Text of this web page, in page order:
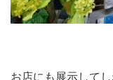
お店にも展示して